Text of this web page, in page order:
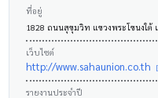
ที่อยู่
1828 ถนนสุขุมวิท แขวงพระโขนงใต้
เว็บไซต์
http://www.sahaunion.co.th
รายงานประจำปี